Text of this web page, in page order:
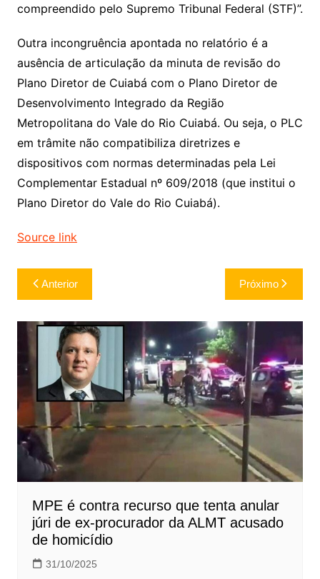
compreendido pelo Supremo Tribunal Federal (STF)”.
Outra incongruência apontada no relatório é a
ausência de articulação da minuta de revisão do
Plano Diretor de Cuiabá com o Plano Diretor de
Desenvolvimento Integrado da Região
Metropolitana do Vale do Rio Cuiabá. Ou seja, o PLC
em trâmite não compatibiliza diretrizes e
dispositivos com normas determinadas pela Lei
Complementar Estadual nº 609/2018 (que institui o
Plano Diretor do Vale do Rio Cuiabá).
Source link
Navegação
de
Post
Anterior Próximo
MPE é contra recurso que tenta anular
júri de ex-procurador da ALMT acusado
de homicídio
31/10/2025